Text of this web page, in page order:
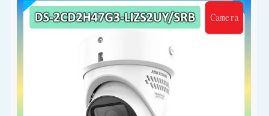
với đầu ghi hình, nhìn ban đêm bằng hồng ngoại 50m